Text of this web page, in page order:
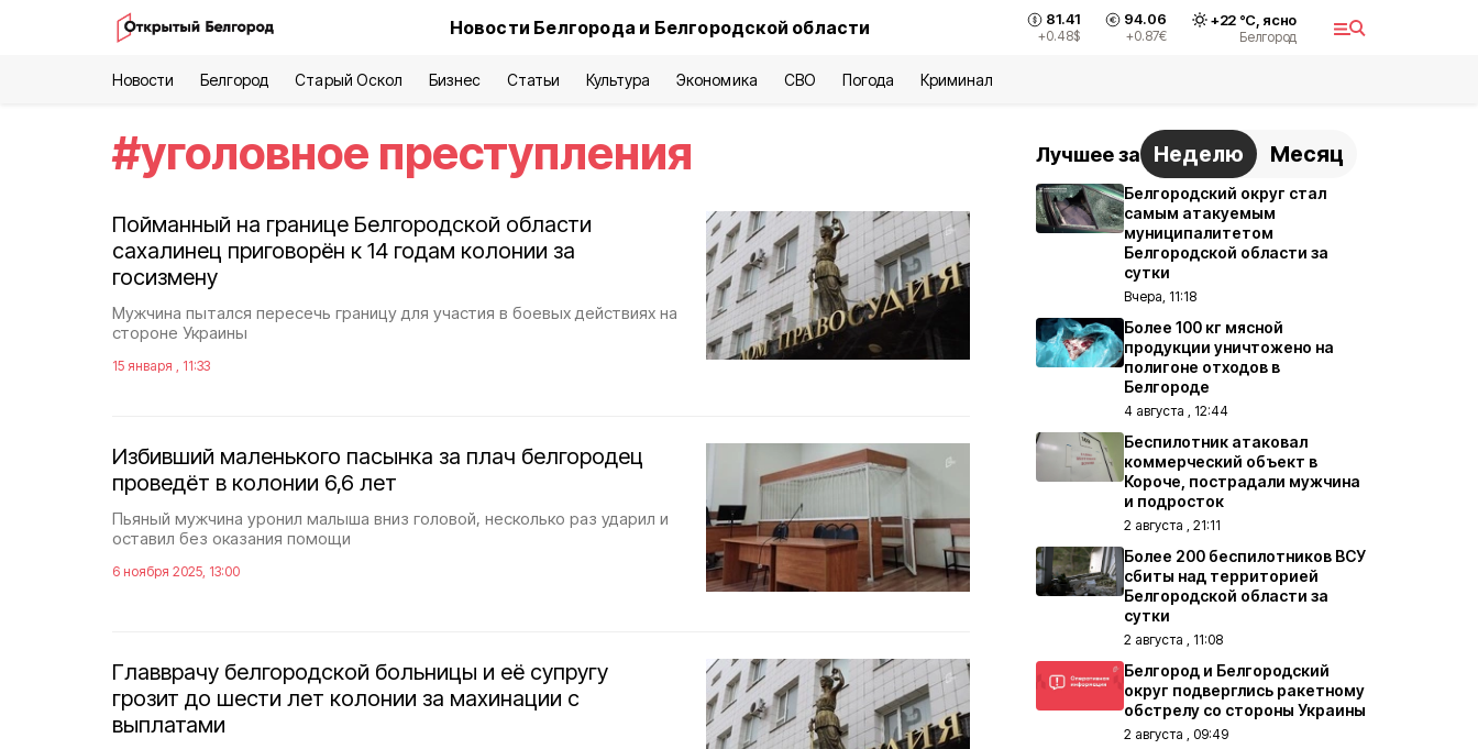
Новости Белгорода и Белгородской области 81.41
+0.48$
94.06
+0.87€
+22°С, ясно
Белгород
Новости Белгород Старый Оскол Бизнес Статьи Культура Экономика СВО Погода Криминал
#уголовное преступления
Пойманный на границе Белгородской области
сахалинец приговорён к 14 годам колонии за
госизмену
Мужчина пытался пересечь границу для участия в боевых действиях на
стороне Украины
15 января , 11:33
Избивший маленького пасынка за плач белгородец
проведёт в колонии 6,6 лет
Пьяный мужчина уронил малыша вниз головой, несколько раз ударил и
оставил без оказания помощи
6 ноября 2025, 13:00
Главврачу белгородской больницы и её супругу
грозит до шести лет колонии за махинации с
выплатами
Лучшее за Неделю Месяц
Белгородский округ стал
самым атакуемым
муниципалитетом
Белгородской области за
сутки
Вчера, 11:18
Более 100 кг мясной
продукции уничтожено на
полигоне отходов в
Белгороде
4 августа , 12:44
Беспилотник атаковал
коммерческий объект в
Короче, пострадали мужчина
и подросток
2 августа , 21:11
Более 200 беспилотников ВСУ
сбиты над территорией
Белгородской области за
сутки
2 августа , 11:08
Белгород и Белгородский
округ подверглись ракетному
обстрелу со стороны Украины
2 августа , 09:49